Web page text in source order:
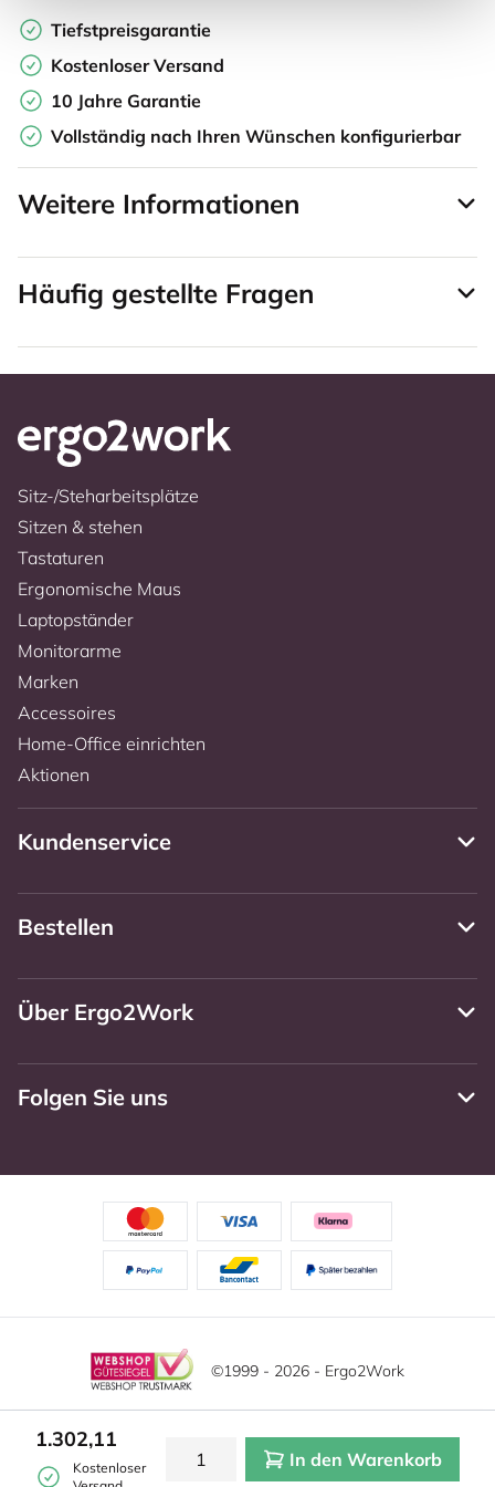
Tiefstpreisgarantie
Kostenloser Versand
10 Jahre Garantie
Vollständig nach Ihren Wünschen konfigurierbar
1.302,11
Kostenloser
In den Warenkorb
Weitere Informationen
Häufig gestellte Fragen
Sitz-/Steharbeitsplätze
Sitzen & stehen
Tastaturen
Ergonomische Maus
Laptopständer
Monitorarme
Marken
Accessoires
Home-Office einrichten
Aktionen
Kundenservice
Bestellen
Über Ergo2Work
Folgen Sie uns
©1999 - 2026 - Ergo2Work
Haftungsausschluss
Allgemeine Geschäftsbedingungen
Cookie-Einstellungen